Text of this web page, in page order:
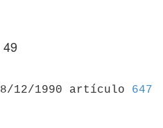
12/1990 artículo 647